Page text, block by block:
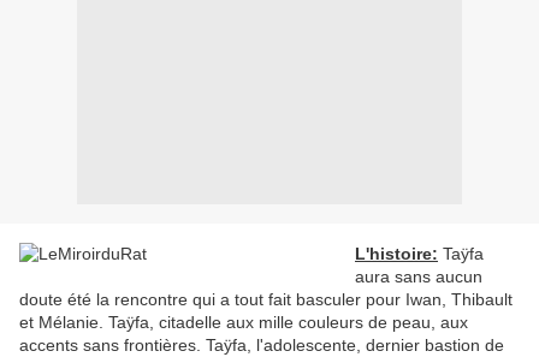
L'histoire: Taÿfa
aura sans aucun
doute été la rencontre qui a tout fait basculer pour Iwan, Thibault
et Mélanie. Taÿfa, citadelle aux mille couleurs de peau, aux
accents sans frontières. Taÿfa, l'adolescente, dernier bastion de